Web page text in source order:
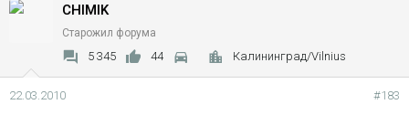
CHIMIK
Старожил форума
5 345 44 Калининград/Vilnius
22.03.2010 #183